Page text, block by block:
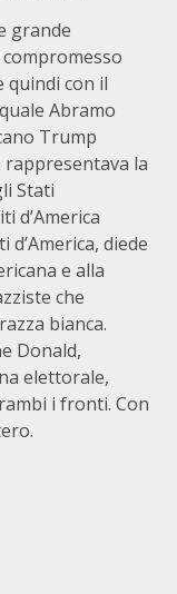
grande
quindi con il
Abramo
Trump
la
Stati
d’America
diede
e alla
che
bianca.
Donald,
elettorale,
i fronti. Con